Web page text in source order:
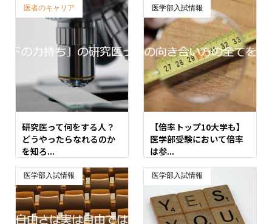
医者のキャリア
研究医って何をする人？
どうやったらなれるのか
を知ろ...
医学部入試情報
【倍率トップ10大学も】
医学部受験において倍率
は参...
医学部入試情報 医学部入試情報